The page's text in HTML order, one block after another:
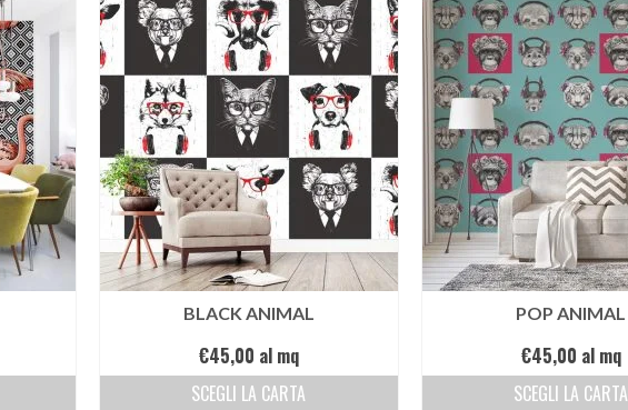
BLACK ANIMAL
€45,00 al mq
SCEGLI LA CARTA
POP ANIMAL
€45,00 al mq
SCEGLI LA CARTA